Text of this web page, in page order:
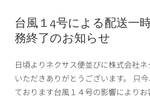
台風１4号による配送一
務終了のお知らせ
日頃よりネクサス便並びに株式会社
いただきありがとうございます。 只
ております台風１４号の影響により